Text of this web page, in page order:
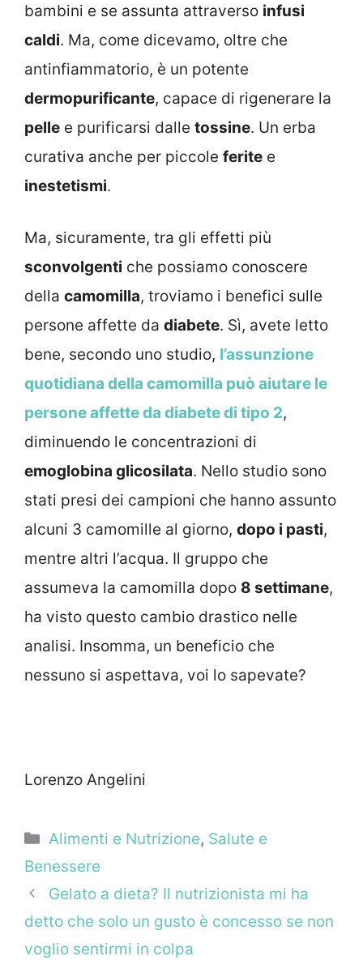
bambini e se assunta attraverso infusi
caldi. Ma, come dicevamo, oltre che
antinfiammatorio, è un potente
dermopurificante, capace di rigenerare la
pelle e purificarsi dalle tossine. Un erba
curativa anche per piccole ferite e
inestetismi.
Ma, sicuramente, tra gli effetti più
sconvolgenti che possiamo conoscere
della camomilla, troviamo i benefici sulle
persone affette da diabete. Sì, avete letto
bene, secondo uno studio, l’assunzione
quotidiana della camomilla può aiutare le
persone affette da diabete di tipo 2,
diminuendo le concentrazioni di
emoglobina glicosilata. Nello studio sono
stati presi dei campioni che hanno assunto
alcuni 3 camomille al giorno, dopo i pasti,
mentre altri l’acqua. Il gruppo che
assumeva la camomilla dopo 8 settimane,
ha visto questo cambio drastico nelle
analisi. Insomma, un beneficio che
nessuno si aspettava, voi lo sapevate?
Lorenzo Angelini
Categorie
Alimenti e Nutrizione, Salute e
Benessere
Gelato a dieta? Il nutrizionista mi ha
detto che solo un gusto è concesso se non
voglio sentirmi in colpa